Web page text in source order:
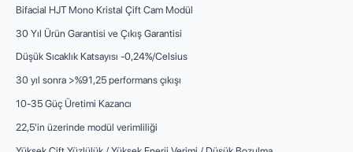
Bifacial HJT Mono Kristal Çift Cam Modül
30 Yıl Ürün Garantisi ve Çıkış Garantisi
Düşük Sıcaklık Katsayısı -0,24%/Celsius
30 yıl sonra >%91,25 performans çıkışı
10-35 Güç Üretimi Kazancı
22,5'in üzerinde modül verimliliği